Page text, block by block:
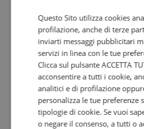
Valore futuro garantito
Questo Sito utilizza cookies
profilazione, anche di terze
inviarti messaggi pubblicitari
servizi in linea con le tue
Clicca sul pulsante ACCETTA
acconsentire a tutti i cookie,
analitici e di profilazione
personalizza le tue preferenze
tipologie di cookie. Se vuoi
o negare il consenso, a tutti o